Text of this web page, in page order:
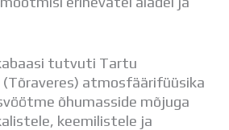
tutvuti Tartu
(Tõraveres) atmosfäärifüüsika
õhumasside mõjuga
keemilistele ja